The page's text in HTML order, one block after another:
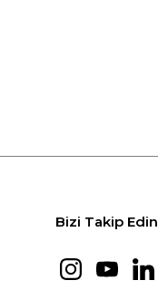
Bizi Takip Edin